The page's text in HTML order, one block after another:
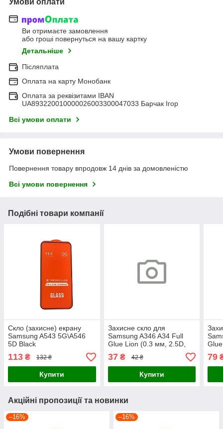
Умови оплати
Ви отримаєте замовлення
або гроші повернуться на вашу картку
Детальніше
Післяплата
Оплата на карту Монобанк
Оплата за реквізитами IBAN
UA893220010000026003300047033 Барчак Ігор
Всі умови оплати
Умови повернення
Повернення товару впродовж 14 днів за домовленістю
Всі умови повернення
Подібні товари компанії
Скло (захисне) екрану
Samsung A543 5G\A546
5D Black
113 ₴ 132 ₴
Купити
Захисне скло для
Samsung A346 A34 Full
Glue Lion (0.3 мм, 2.5D,
чорне)
37₴ 42 ₴
Купити
79
Акційні пропозиції та новинки
–16% –16%